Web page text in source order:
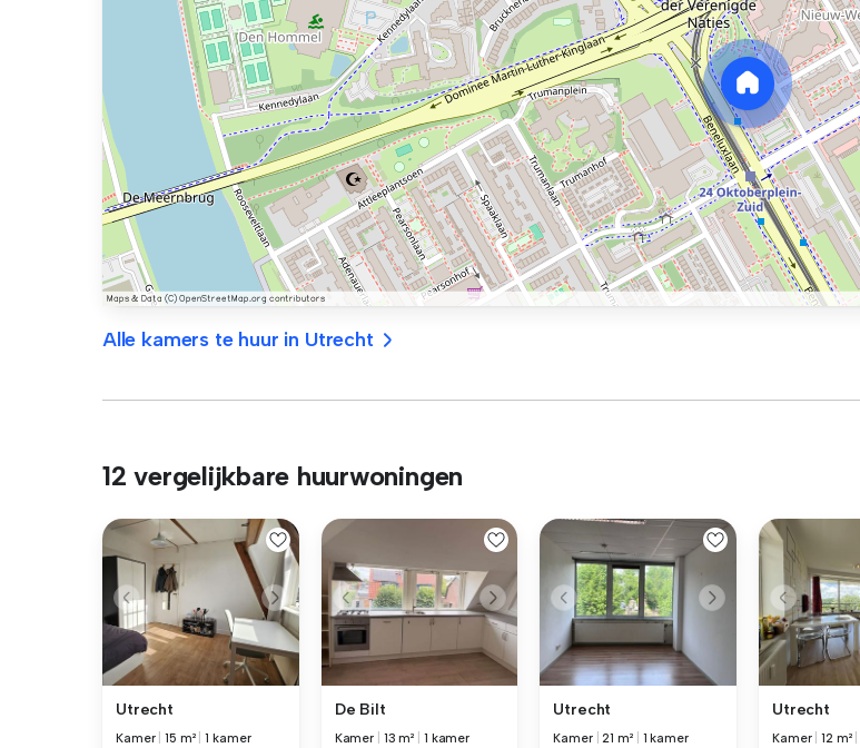
Alle kamers te huur in Utrecht
12 vergelijkbare huurwoningen
Utrecht
Kamer |15 m² |1 kamer
De Bilt
Kamer 13 m² 1 kamer
Utrecht
Kamer |21 m² 1 kamer
Utrecht
Kamer |12 m²